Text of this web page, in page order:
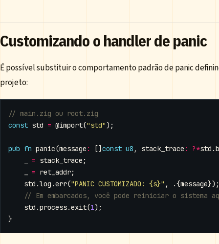
Customizando o handler de panic
É possível substituir o comportamento padrão de panic
projeto:
const std = @import("std" );
pub fn panic(message : [] const u8 , stack_trace : ?*std .
= stack_trace ;
= ret_addr;
std .log .err("PANIC CUSTOMIZADO: {s}" , .{message});
std .process.exit(1);
}